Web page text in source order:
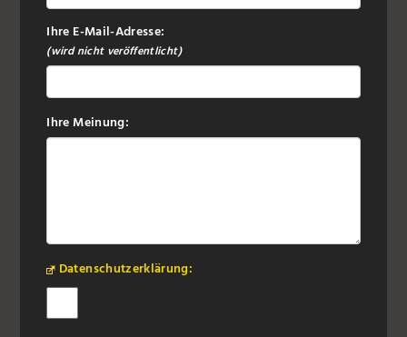
Ihre E-Mail-Adresse:
(wird nicht veröffentlicht)
Ihre Meinung:
Datenschutzerklärung: